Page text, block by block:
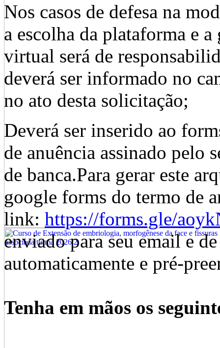
Nos casos de defesa na
a escolha da plataforma e
virtual será de
deverá ser informado no
no ato desta solicitação;
Deverá ser inserido ao
de anuência assinado pelo
de banca.Para gerar este
google forms do termo de
link: https://forms.gle/
enviado para seu email e
automaticamente e pré-
Tenha em mãos os